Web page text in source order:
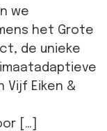
we
het Grote
de unieke
Eiken &
[…]